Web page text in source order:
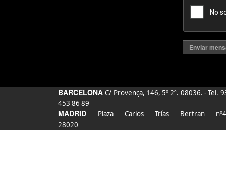
Enviar
BARCELONAC/ Provença, 146, 5º 2ª. 08036. - Tel.
453 86 89
MADRID
Plaza Carlos Trías Bertran
28020